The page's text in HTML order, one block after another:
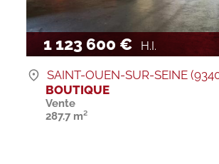
1 123 600 € H.I.
SAINT-OUEN-SUR-SEINE
BOUTIQUE
Vente
287.7 m²